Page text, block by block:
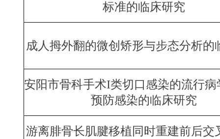
标准的临床研究
成人拇外翻的微创矫形与步态分析的
安阳市骨科手术I类切口感染的流行病
预防感染的临床研究
游离腓骨长肌腱移植同时重建前后交